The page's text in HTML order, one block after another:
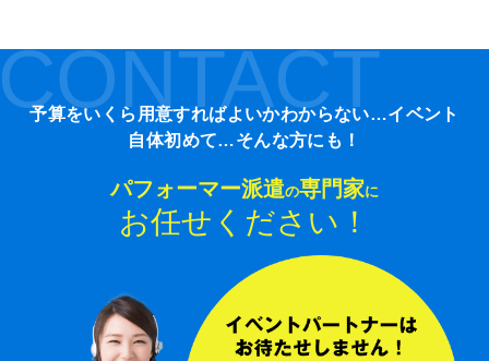
予算をいくら用意すればよいかわからない…イベント
自体初めて…そんな方にも！
パフォーマー派遣の専門家に
お任せください！